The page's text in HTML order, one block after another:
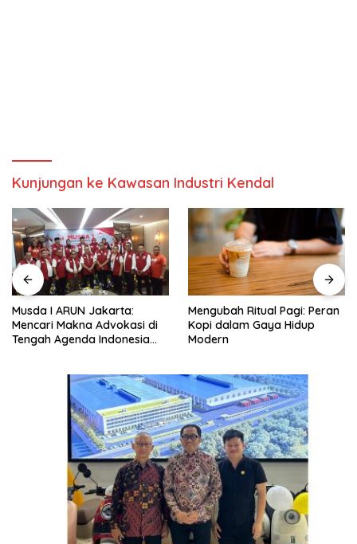
Kunjungan ke Kawasan Industri Kendal
Musda I ARUN Jakarta:
Mencari Makna Advokasi di
Tengah Agenda Indonesia
Mengubah Ritual Pagi: Peran
Kopi dalam Gaya Hidup
Modern